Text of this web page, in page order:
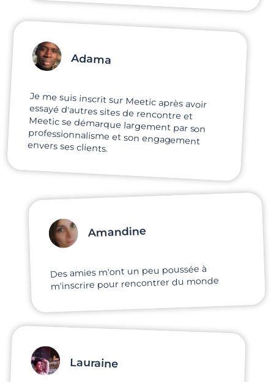
Adama
Je me suis inscrit sur Meetic après avoir
essayé d'autres sites de rencontre et
Meetic se démarque largement par son
professionnalisme et son engagement
envers ses clients.
Amandine
Des amies m'ont un peu poussée à
m'inscrire pour rencontrer du monde
Lauraine